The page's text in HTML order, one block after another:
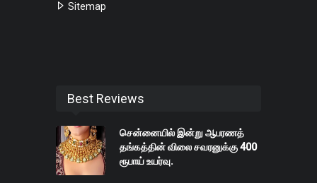
Sitemap
Best Reviews
சென்னையில் இன்று ஆபரணத்
தங்கத்தின் விலை சவரனுக்கு 400
ரூபாய் உயர்வு.